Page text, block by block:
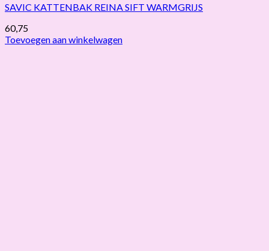
SAVIC KATTENBAK REINA SIFT WARMGRIJS
60,75
Toevoegen aan winkelwagen